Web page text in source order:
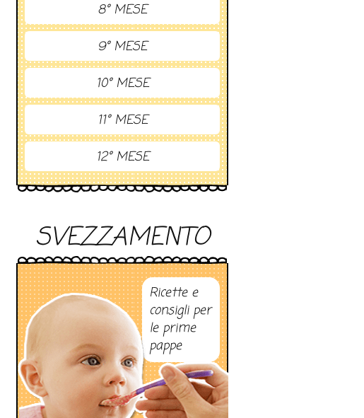
8° MESE
9° MESE
10° MESE
11° MESE
12° MESE
SVEZZAMENTO
Ricette e
consigli per
le prime
pappe